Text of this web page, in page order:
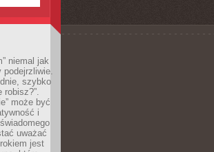
niemal jak
podejrzliwie.
szybko
robisz?”.
może być
i
uważać
jest